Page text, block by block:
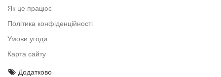
Як це працює
Політика конфіденційності
Умови угоди
Карта сайту
Додатково